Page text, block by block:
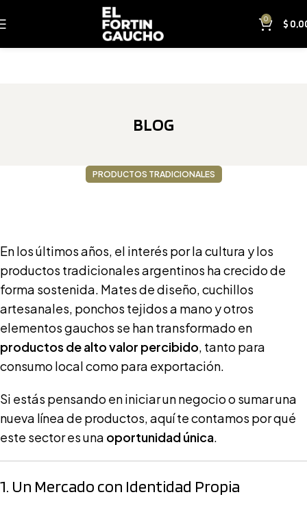
0 $
BLOG
PRODUCTOS TRADICIONALES
En los últimos años, el interés por la cultura y los
productos tradicionales argentinos ha crecido de
forma sostenida. Mates de diseño, cuchillos
artesanales, ponchos tejidos a mano y otros
elementos gauchos se han transformado en
productos de alto valor percibido, tanto para
consumo local como para exportación.
Si estás pensando en iniciar un negocio o sumar una
nueva línea de productos, aquí te contamos por qué
este sector es una oportunidad única.
1. Un Mercado con Identidad Propia